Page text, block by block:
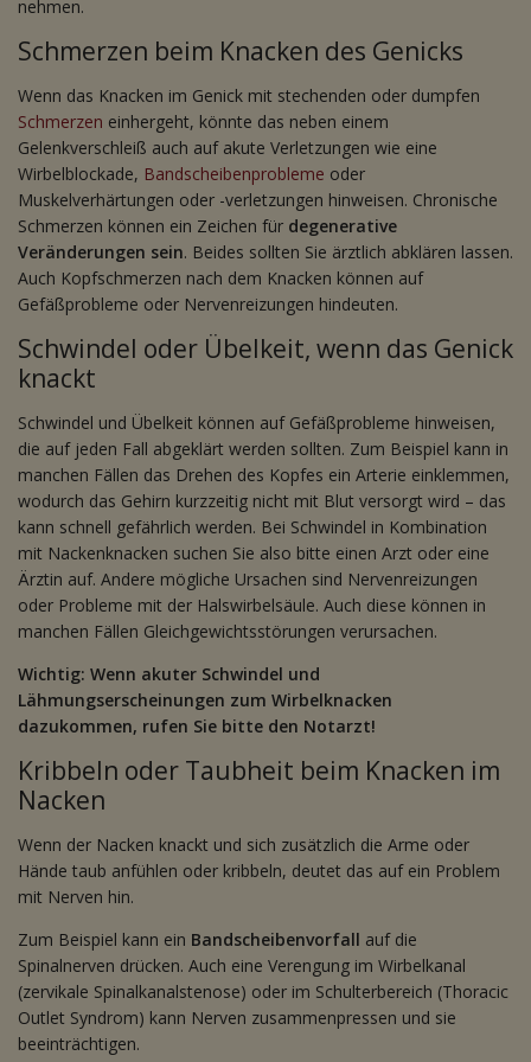
nehmen.
Schmerzen beim Knacken des Genicks
Wenn das Knacken im Genick mit stechenden oder dumpfen
Schmerzen einhergeht, könnte das neben einem
Gelenkverschleiß auch auf akute Verletzungen wie eine
Wirbelblockade, Bandscheibenprobleme oder
Muskelverhärtungen oder -verletzungen hinweisen. Chronische
Schmerzen können ein Zeichen für degenerative
Veränderungen sein. Beides sollten Sie ärztlich abklären lassen.
Auch Kopfschmerzen nach dem Knacken können auf
Gefäßprobleme oder Nervenreizungen hindeuten.
Schwindel oder Übelkeit, wenn das Genick
knackt
Schwindel und Übelkeit können auf Gefäßprobleme hinweisen,
die auf jeden Fall abgeklärt werden sollten. Zum Beispiel kann in
manchen Fällen das Drehen des Kopfes ein Arterie einklemmen,
wodurch das Gehirn kurzzeitig nicht mit Blut versorgt wird – das
kann schnell gefährlich werden. Bei Schwindel in Kombination
mit Nackenknacken suchen Sie also bitte einen Arzt oder eine
Ärztin auf. Andere mögliche Ursachen sind Nervenreizungen
oder Probleme mit der Halswirbelsäule. Auch diese können in
manchen Fällen Gleichgewichtsstörungen verursachen.
Wichtig: Wenn akuter Schwindel und
Lähmungserscheinungen zum Wirbelknacken
dazukommen, rufen Sie bitte den Notarzt!
Kribbeln oder Taubheit beim Knacken im
Nacken
Wenn der Nacken knackt und sich zusätzlich die Arme oder
Hände taub anfühlen oder kribbeln, deutet das auf ein Problem
mit Nerven hin.
Zum Beispiel kann ein Bandscheibenvorfall auf die
Spinalnerven drücken. Auch eine Verengung im Wirbelkanal
(zervikale Spinalkanalstenose) oder im Schulterbereich (Thoracic
Outlet Syndrom) kann Nerven zusammenpressen und sie
beeinträchtigen.